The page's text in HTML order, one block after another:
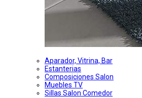
Aparador, Vitrina, Bar
Estanterias
Composiciones Salon
Muebles TV
Sillas Salon Comedor